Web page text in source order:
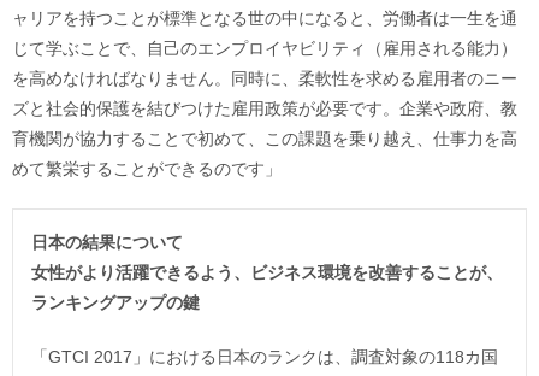
ャリアを持つことが標準となる世の中になると、労働者は一生を通
じて学ぶことで、自己のエンプロイヤビリティ（雇用される能力）
を高めなければなりません。同時に、柔軟性を求める雇用者のニー
ズと社会的保護を結びつけた雇用政策が必要です。企業や政府、教
育機関が協力することで初めて、この課題を乗り越え、仕事力を高
めて繁栄することができるのです」
日本の結果について
女性がより活躍できるよう、ビジネス環境を改善することが、
ランキングアップの鍵
「GTCI 2017」における日本のランクは、調査対象の118カ国